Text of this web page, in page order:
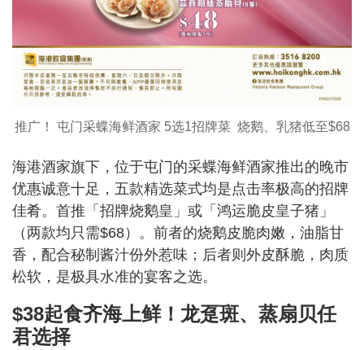
推广！ 屯门采蝶海鲜酒家 5选1招牌菜 烧鹅、乳猪低至$68
海港酒家旗下，位于屯门的采蝶海鲜酒家推出的晚市
优惠诚意十足，五款精选菜式均是点击率极高的招牌
佳肴。首推「招牌烧鹅皇」或「鸿运脆皮皇子猪」
（两款均只需$68）。前者的烧鹅皮脆肉嫩，油脂甘
香，配合秘制酱汁份外惹味；后者则外皮酥脆，肉质
松软，是极具水准的宴客之选。
$38起食齐海上鲜！龙趸斑、蒸扇贝任
君选择